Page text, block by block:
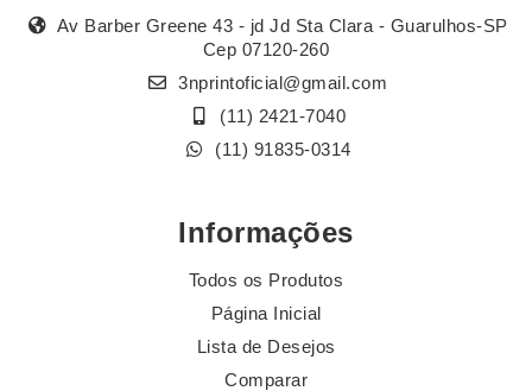
Av Barber Greene 43 - jd Jd Sta Clara - Guarulhos-SP
Cep 07120-260
3nprintoficial@gmail.com
(11) 2421-7040
(11) 91835-0314
Informações
Todos os Produtos
Página Inicial
Lista de Desejos
Comparar